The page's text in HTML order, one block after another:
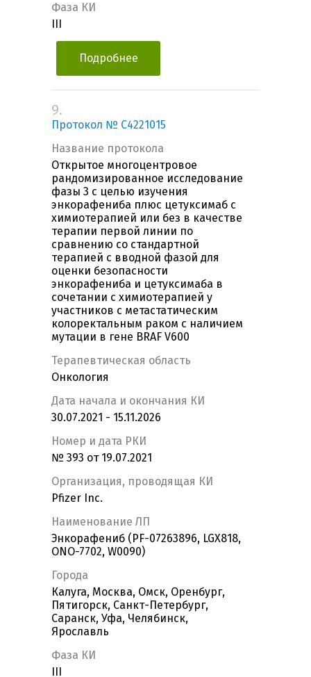
Фаза КИ
Подробнее
9.
Протокол № С4221015
Название протокола
Открытое многоцентровое
рандомизированное исследование
фазы 3 с целью изучения
энкорафениба плюс цетуксимаб с
химиотерапией или без в качестве
терапии первой линии по
сравнению со стандартной
терапией с вводной фазой для
оценки безопасности
энкорафениба и цетуксимаба в
сочетании с химиотерапией у
участников с метастатическим
колоректальным раком с наличием
мутации в гене BRAF V600
Терапевтическая область
Онкология
Дата начала и окончания КИ
30.07.2021 - 15.11.2026
Номер и дата РКИ
№ 393 от 19.07.2021
Организация, проводящая КИ
Pfizer Inc.
Наименование ЛП
Энкорафениб (PF-07263896, LGX818,
ONO-7702, W0090)
Города
Калуга, Москва, Омск, Оренбург,
Пятигорск, Санкт-Петербург,
Саранск, Уфа, Челябинск,
Ярославль
Фаза КИ